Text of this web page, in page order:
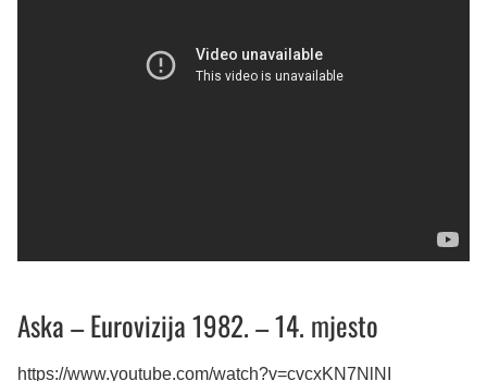
Aska – Eurovizija 1982. – 14. mjesto
https://www.youtube.com/watch?v=cvcxKN7NlNI